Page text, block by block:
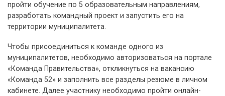
пройти обучение по 5 образовательным направлениям,
разработать командный проект и запустить его на
территории муниципалитета.
Чтобы присоединиться к команде одного из
муниципалитетов, необходимо авторизоваться на портале
«Команда Правительства», откликнуться на вакансию
«Команда 52» и заполнить все разделы резюме в личном
кабинете. Далее участнику необходимо пройти онлайн-